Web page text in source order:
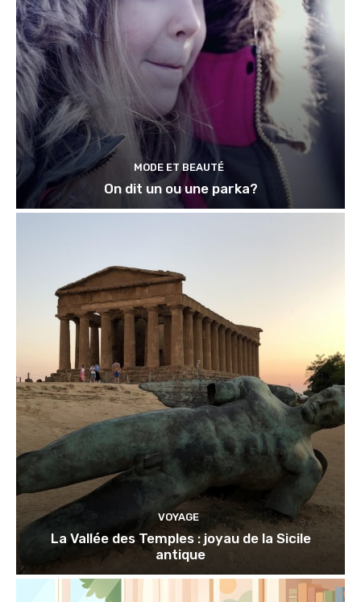
MODE ET BEAUTÉ
On dit un ou une parka?
VOYAGE
La Vallée des Temples : joyau de la Sicile
antique